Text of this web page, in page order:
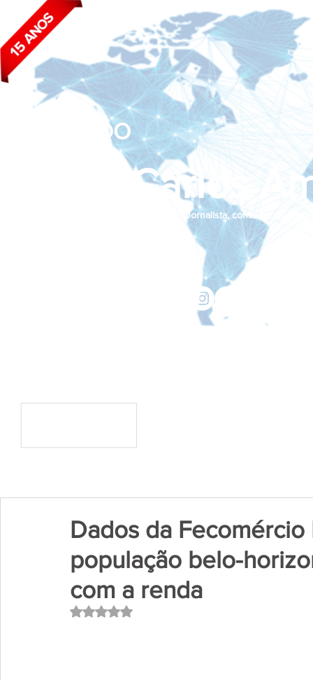
João Carlos
BLOG DO
Jornalista, consultor de
Dados da
população belo-
com a renda
Avaliado com NaN de 5 estrelas.